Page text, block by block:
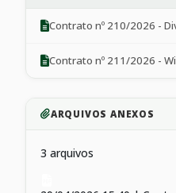
Contrato nº 210/2026 -
Contrato nº 211/2026 -
ARQUIVOS ANEXOS
3 arquivos